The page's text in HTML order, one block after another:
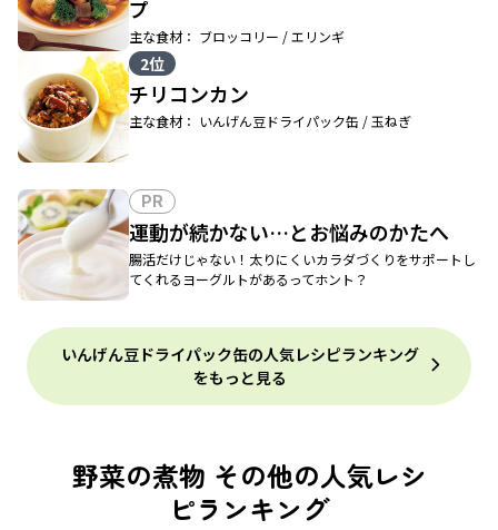
プ
主な食材： ブロッコリー / エリンギ
2位
チリコンカン
主な食材： いんげん豆ドライパック缶 / 玉ねぎ
PR
運動が続かない…とお悩みのかたへ
腸活だけじゃない！太りにくいカラダづくりをサポートし
てくれるヨーグルトがあるってホント？
いんげん豆ドライパック缶の人気レシピランキング
をもっと見る
野菜の煮物 その他の人気レシ
ピランキング